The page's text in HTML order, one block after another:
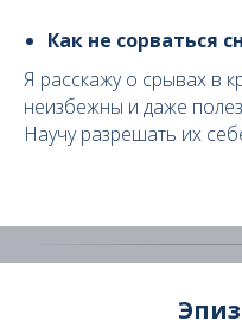
Как не сорваться
Я расскажу о срывах в
неизбежны и даже
Научу разрешать их